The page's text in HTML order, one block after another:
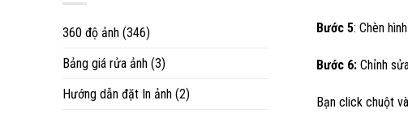
360 độ ảnh (346)
Bảng giá rửa ảnh (3)
Hướng dẫn đặt In ảnh (2)
Bước 5: Chèn
Bước 6:Chỉnh
Bạn click chuột